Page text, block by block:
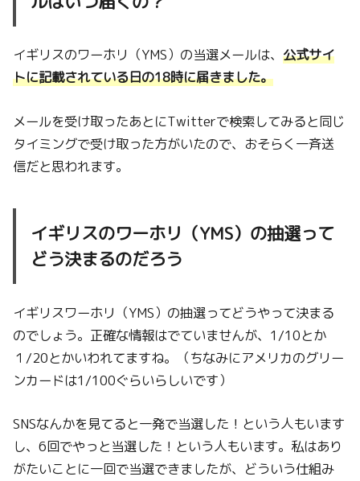
イギリスのワーホリ（YMS）の当選メールは、公式サイ
トに記載されている日の18時に届きました。
メールを受け取ったあとにTwitterで検索してみると同じ
タイミングで受け取った方がいたので、おそらく一斉送
信だと思われます。
イギリスのワーホリ（YMS）の抽選って
どう決まるのだろう
イギリスワーホリ（YMS）の抽選ってどうやって決まる
のでしょう。正確な情報はでていませんが、1/10とか
１/20とかいわれてますね。（ちなみにアメリカのグリー
ンカードは1/100ぐらいらしいです）
SNSなんかを見てると一発で当選した！という人もいます
し、6回でやっと当選した！という人もいます。私はあり
がたいことに一回で当選できましたが、どういう仕組み